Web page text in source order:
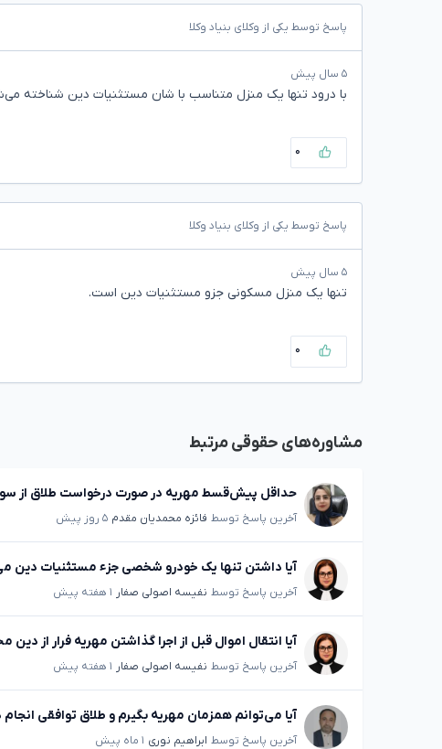
پاسخ توسط یکی از وکلای بنیاد وکلا
۵ سال پیش
با درود تنها یک منزل متناسب با شان مستثنیات دین شناخته
۰
پاسخ توسط یکی از وکلای بنیاد وکلا
۵ سال پیش
تنها یک منزل مسکونی جزو مستثنیات دین است.
۰
مشاوره‌های حقوقی مرتبط
حداقل پیش‌قسط مهریه در صورت درخواست طلاق از
آخرین پاسخ توسط فائزه محمدیان مقدم ۵ روز پیش
آیا داشتن تنها یک خودرو شخصی جزء مستثنیات دین
آخرین پاسخ توسط نفیسه اصولی صفار ۱ هفته پیش
آیا انتقال اموال قبل از اجرا گذاشتن مهریه فرار از
آخرین پاسخ توسط نفیسه اصولی صفار ۱ هفته پیش
آیا می‌توانم همزمان مهریه بگیرم و طلاق توافقی
آخرین پاسخ توسط ابراهیم نوری ۱ ماه پیش